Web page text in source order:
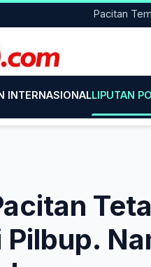
Pacitan Tembus
INTERNASIONALLIPUTAN
Pilbup.